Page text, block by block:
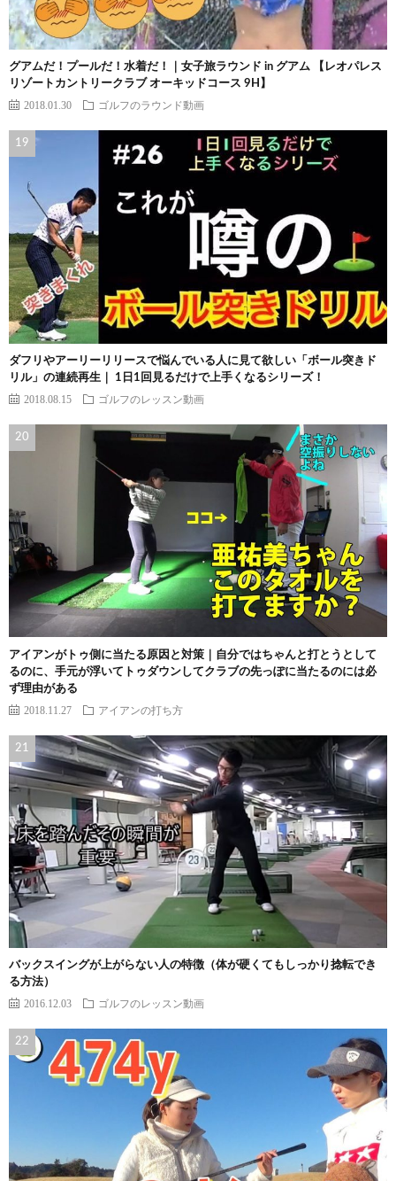
グアムだ！プールだ！水着だ！｜女子旅ラウンド in グアム 【レオパレス
リゾートカントリークラブ オーキッドコース 9H】
2018.01.30 ゴルフのラウンド動画
ダフリやアーリーリリースで悩んでいる人に見て欲しい「ボール突きド
リル」の連続再生｜ 1日1回見るだけで上手くなるシリーズ！
2018.08.15 ゴルフのレッスン動画
アイアンがトゥ側に当たる原因と対策｜自分ではちゃんと打とうとして
るのに、手元が浮いてトゥダウンしてクラブの先っぽに当たるのには必
ず理由がある
2018.11.27 アイアンの打ち方
バックスイングが上がらない人の特徴（体が硬くてもしっかり捻転でき
る方法）
2016.12.03 ゴルフのレッスン動画